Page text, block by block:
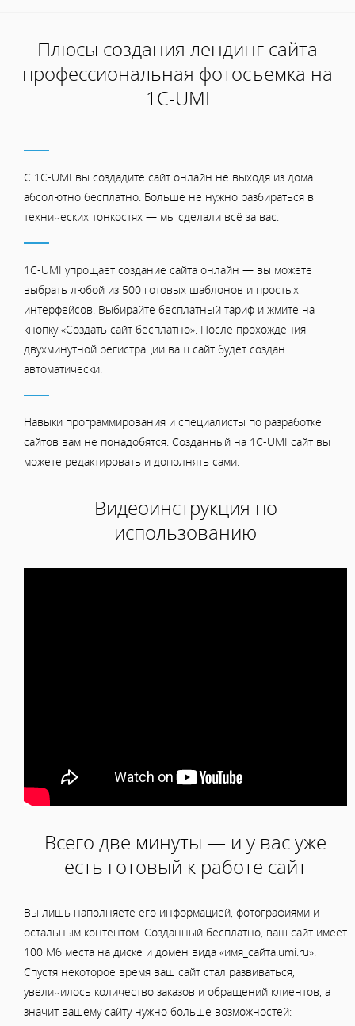
Плюсы создания лендинг сайта
профессиональная фотосъемка на
1С-UMI
С 1C-UMI вы создадите сайт онлайн не выходя из дома
абсолютно бесплатно. Больше не нужно разбираться в
технических тонкостях — мы сделали всё за вас.
1C-UMI упрощает создание сайта онлайн — вы можете
выбрать любой из 500 готовых шаблонов и простых
интерфейсов. Выбирайте бесплатный тариф и жмите на
кнопку «Создать сайт бесплатно». После прохождения
двухминутной регистрации ваш сайт будет создан
автоматически.
Навыки программирования и специалисты по разработке
сайтов вам не понадобятся. Созданный на 1C-UMI сайт вы
можете редактировать и дополнять сами.
Видеоинструкция по
использованию
Всего две минуты — и у вас уже
есть готовый к работе сайт
Вы лишь наполняете его информацией, фотографиями и
остальным контентом. Созданный бесплатно, ваш сайт имеет
100 Мб места на диске и домен вида «имя_сайта.umi.ru».
Спустя некоторое время ваш сайт стал развиваться,
увеличилось количество заказов и обращений клиентов, а
значит вашему сайту нужно больше возможностей: